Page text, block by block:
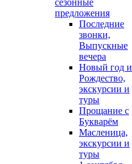
сезонные
предложения
Последние
звонки,
Выпускные
вечера
Новый год и
Рождество,
экскурсии и
туры
Прощание с
Букварём
Масленица,
экскурсии и
туры